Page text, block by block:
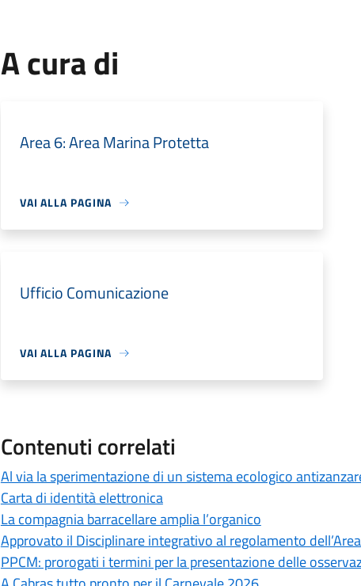
A cura di
Area 6: Area Marina Protetta
VAI ALLA PAGINA
Ufficio Comunicazione
VAI ALLA PAGINA
Contenuti correlati
Al via la sperimentazione di un sistema ecologico
Carta di identità elettronica
La compagnia barracellare amplia l’organico
Approvato il Disciplinare integrativo al regolamento
PPCM: prorogati i termini per la presentazione delle